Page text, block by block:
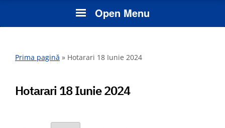
Open Menu
Prima pagină » Hotarari 18 Iunie 2024
Hotarari 18 Iunie 2024